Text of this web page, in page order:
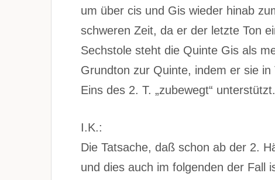
um über cis und Gis wieder hinab
schweren Zeit, da er der letzte Ton
Sechstole steht die Quinte Gis als
Grundton zur Quinte, indem er sie
Eins des 2. T. „zubewegt“
I.K.:
Die Tatsache, daß schon ab der 2.
und dies auch im folgenden der Fall